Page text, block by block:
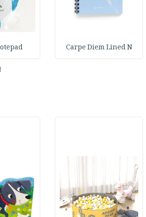
Carpe Diem Lined N